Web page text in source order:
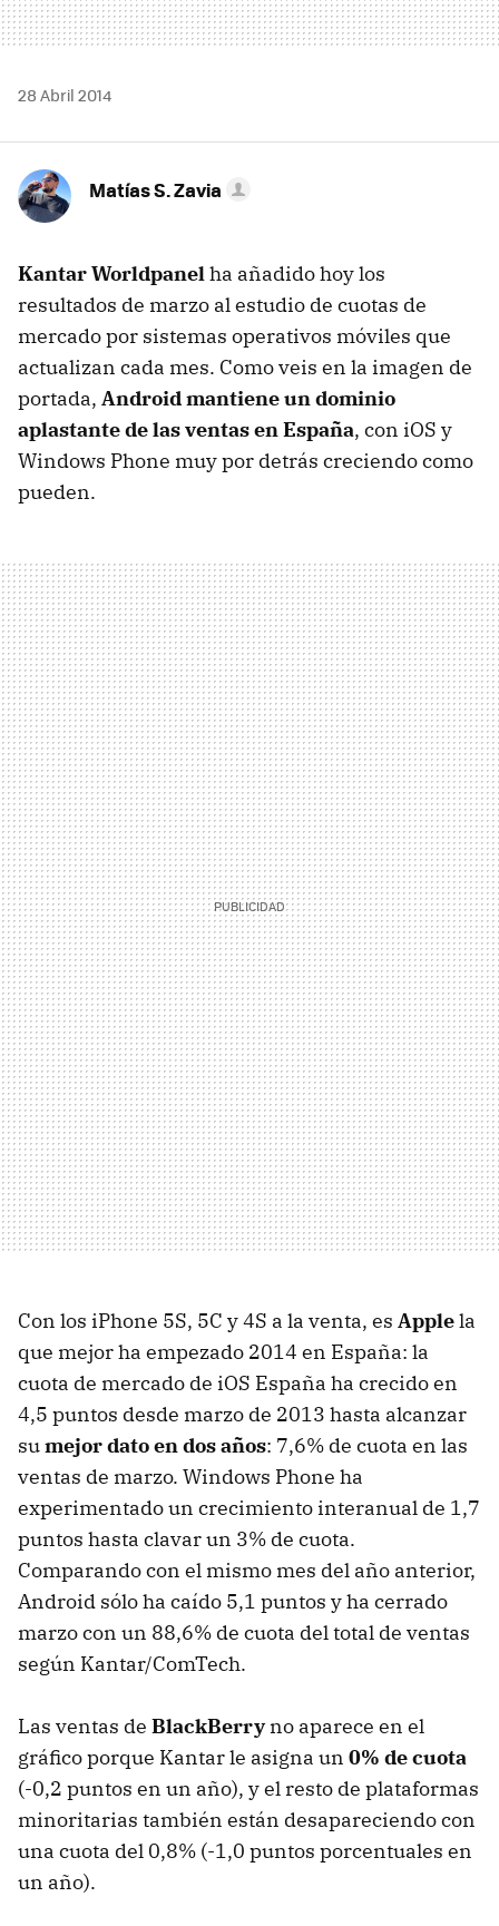
28 Abril 2014
Matías S. Zavia
Kantar Worldpanelha añadido hoy los
resultados de marzo al estudio de cuotas de
mercado por sistemas operativos móviles que
actualizan cada mes. Como veis en la imagen de
portada, Android mantiene un dominio
aplastante de las ventas en España, con iOS y
Windows Phone muy por detrás creciendo como
pueden.
Con los iPhone 5S, 5C y 4S a la venta, es Applela
que mejor ha empezado 2014 en España: la
cuota de mercado de iOS España ha crecido en
4,5 puntos desde marzo de 2013 hasta alcanzar
sumejor dato en dos años: 7,6% de cuota en las
ventas de marzo. Windows Phone ha
experimentado un crecimiento interanual de 1,7
puntos hasta clavar un 3% de cuota.
Comparando con el mismo mes del año anterior,
Android sólo ha caído 5,1 puntos y ha cerrado
marzo con un 88,6% de cuota del total de ventas
según Kantar/ComTech.
Las ventas de BlackBerryno aparece en el
gráfico porque Kantar le asigna un 0% de cuota
(-0,2 puntos en un año), y el resto de plataformas
minoritarias también están desapareciendo con
una cuota del 0,8% (-1,0 puntos porcentuales en
un año).